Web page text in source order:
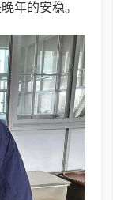
年的安稳。